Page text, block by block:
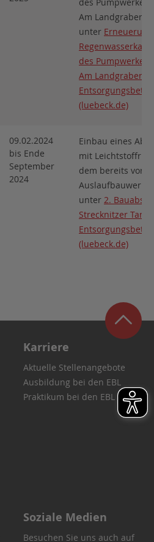
Am Landgraben -
unter
des Pumpwerkes
Am Landgraben –
(luebeck.de)
09.02.2024
bis Ende
September
2024
Einbau eines
mit
dem bereits
Auslaufbauwerk
unter 2.
Strecknitzer
(luebeck.de)
Karriere
Aktuelle Stellenangebote
Ausbildung bei den EBL
Praktikum bei den EBL
Soziale Medien
Besuchen Sie uns auch auf